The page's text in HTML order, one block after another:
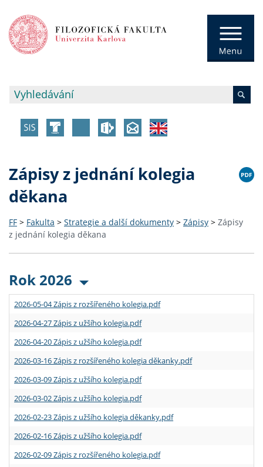
Zápisy z jednání kolegia
děkana
FF > Fakulta > Strategie a další dokumenty > Zápisy > Zápisy
z jednání kolegia děkana
Rok 2026
2026-05-04 Zápis z rozšířeného kolegia.pdf
2026-04-27 Zápis z užšího kolegia.pdf
2026-04-20 Zápis z užšího kolegia.pdf
2026-03-16 Zápis z rozšířeného kolegia děkanky.pdf
2026-03-09 Zápis z užšího kolegia.pdf
2026-03-02 Zápis z užšího kolegia.pdf
2026-02-23 Zápis z užšího kolegia děkanky.pdf
2026-02-16 Zápis z užšího kolegia.pdf
2026-02-09 Zápis z rozšířeného kolegia.pdf